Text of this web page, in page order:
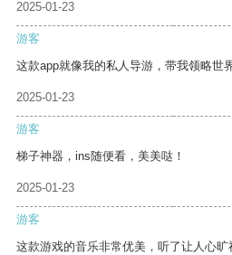
2025-01-23
游客
这款app就像我的私人导游，带我领略世
2025-01-23
游客
梯子神器，ins随便看，美美哒！
2025-01-23
游客
这款游戏的音乐非常优美，听了让人心旷